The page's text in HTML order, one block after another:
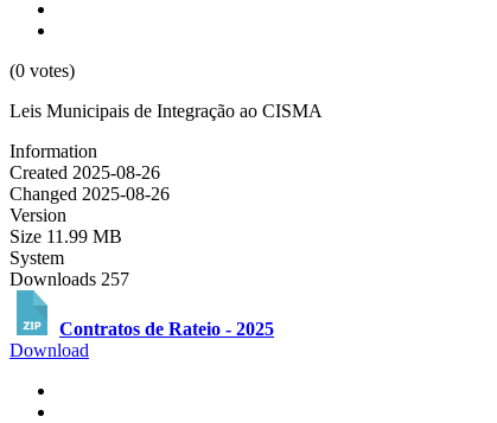
(0 votes)
Leis Municipais de Integração ao CISMA
Information
Created 2025-08-26
Changed 2025-08-26
Version
Size 11.99 MB
System
Downloads 257
Contratos de Rateio - 2025
Download